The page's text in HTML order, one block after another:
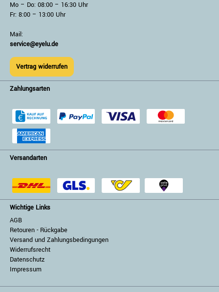
Mo – Do: 08:00 – 16:30 Uhr
Fr: 8:00 – 13:00 Uhr
Mail:
service@eyelu.de
Vertrag widerrufen
Zahlungsarten
Versandarten
Wichtige Links
AGB
Retouren - Rückgabe
Versand und Zahlungsbedingungen
Widerrufsrecht
Datenschutz
Impressum